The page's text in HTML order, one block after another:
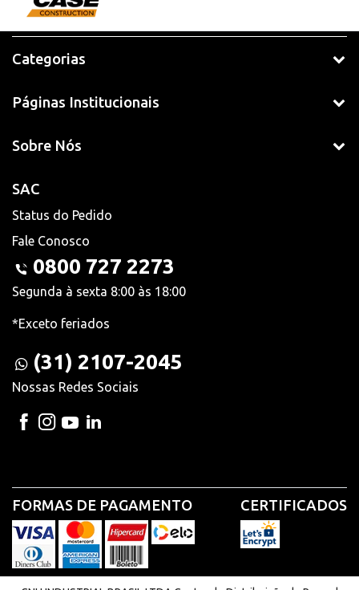
Categorias
Páginas Institucionais
Sobre Nós
SAC
Status do Pedido
Fale Conosco
0800 727 2273
Segunda à sexta 8:00 às 18:00
*Exceto feriados
(31) 2107-2045
Nossas Redes Sociais
FORMAS DE PAGAMENTO CERTIFICADOS